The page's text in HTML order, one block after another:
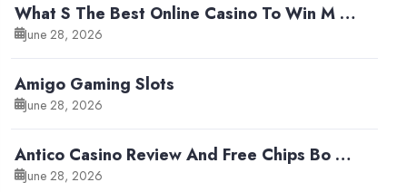
What S The Best Online Casino To Win M …
June 28, 2026
Amigo Gaming Slots
June 28, 2026
Antico Casino Review And Free Chips Bo …
June 28, 2026